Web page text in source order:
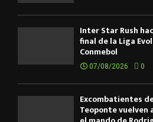
Inter Star Rush
final de la Liga
Conmebol
07/08/2026 0
Excombatientes
Teoponte vuelven